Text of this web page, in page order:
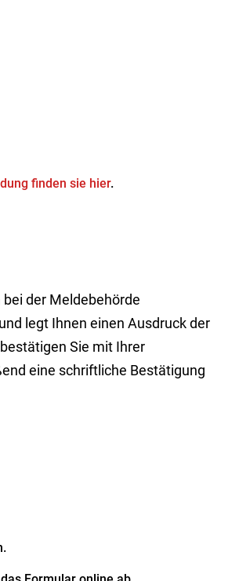
finden sie hier.
der Meldebehörde
legt Ihnen einen Ausdruck der
Sie mit Ihrer
eine schriftliche Bestätigung